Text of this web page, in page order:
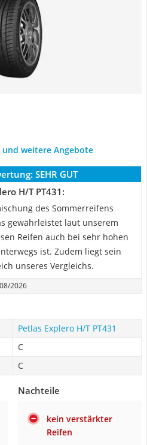
und weitere Angebote
SEHR GUT
H/T PT431:
des Sommerreifens
gewährleistet laut unserem
Reifen auch bei sehr hohen
ist. Zudem liegt sein
unseres Vergleichs.
08/2026
Petlas Explero H/T PT431
C
C
Nachteile
kein verstärkter
Reifen